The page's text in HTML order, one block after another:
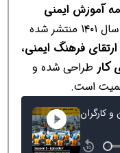
آموزش ایمنی
که در سال ۱۴۰۱ منتشر شده
ارتقای فرهنگ ایمنی،
کار طراحی شده و